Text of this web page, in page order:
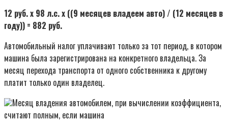
12 руб. х 98 л.с. х ((9 месяцев владеем авто) / (12 месяцев в
году)) = 882 руб.
Автомобильный налог уплачивают только за тот период, в котором
машина была зарегистрирована на конкретного владельца. За
месяц перехода транспорта от одного собственника к другому
платит только один владелец.
Месяц владения автомобилем, при вычислении коэффициента,
считают полным, если машина